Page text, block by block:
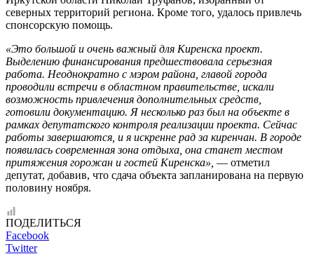
северных территорий региона. Кроме того, удалось привлечь
спонсорскую помощь.
«Это большой и очень важный для Киренска проект.
Выделению финансирования предшествовала серьезная
работа. Неоднократно с мэром района, главой города
проводили встречи в областном правительстве, искали
возможность привлечения дополнительных средств,
готовили документацию. Я несколько раз был на объекте в
рамках депутатского контроля реализации проекта. Сейчас
работы завершаются, и я искренне рад за киренчан. В городе
появилась современная зона отдыха, она станет местом
притяжения горожан и гостей Киренска», — отметил
депутат, добавив, что сдача объекта запланирована на первую
половину ноября.
ПОДЕЛИТЬСЯ
Facebook
Twitter